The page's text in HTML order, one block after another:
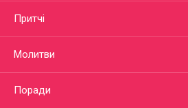
Притчі
Молитви
Поради